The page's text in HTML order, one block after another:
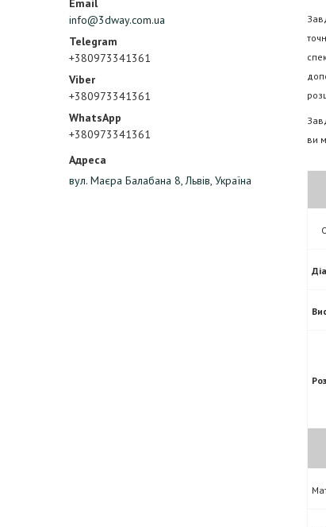
info@3dway.com.ua
+380973341361
+380973341361
+380973341361
вул. Маєра Балабана 8, Львів, Україна
ви